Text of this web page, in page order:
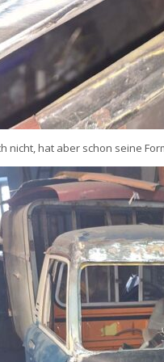
nicht, hat aber schon seine